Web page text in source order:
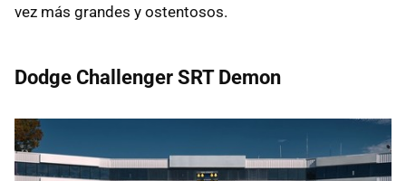
vez más grandes y ostentosos.
Dodge Challenger SRT Demon